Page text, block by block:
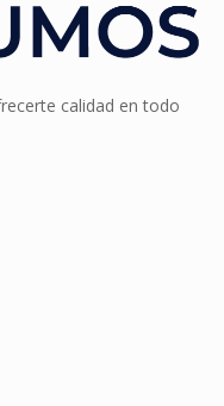
calidad en todo